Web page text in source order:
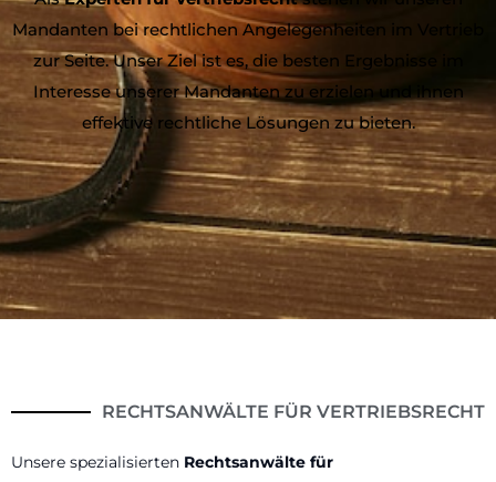
Mandanten bei rechtlichen Angelegenheiten im Vertrieb
zur Seite. Unser Ziel ist es, die besten Ergebnisse im
Interesse unserer Mandanten zu erzielen und ihnen
effektive rechtliche Lösungen zu bieten.
RECHTSANWÄLTE FÜR VERTRIEBSRECHT
Unsere spezialisierten Rechtsanwälte für